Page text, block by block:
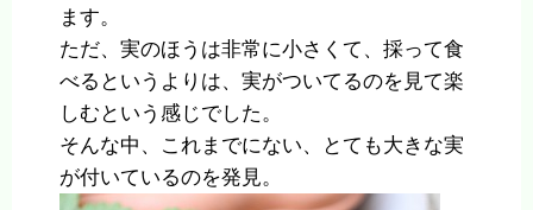
ます。
ただ、実のほうは非常に小さくて、採って食
べるというよりは、実がついてるのを見て楽
しむという感じでした。
そんな中、これまでにない、とても大きな実
が付いているのを発見。